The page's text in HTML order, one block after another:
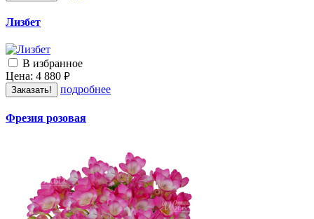
Лизбет
В избранное
Цена: 4 880 руб.
Заказать! подробнее
Фрезия розовая